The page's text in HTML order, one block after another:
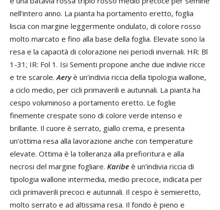
nell’intero anno. La pianta ha portamento eretto, foglia
liscia con margine leggermente ondulato, di colore rosso
molto marcato e fino alla base della foglia. Elevate sono la
resa e la capacità di colorazione nei periodi invernali. HR: Bl
1-31; IR: Fol 1. Isi Sementi propone anche due indivie ricce
e tre scarole. Aeryè un’indivia riccia della tipologia wallone,
a ciclo medio, per cicli primaverili e autunnali. La pianta ha
cespo voluminoso a portamento eretto. Le foglie
finemente crespate sono di colore verde intenso e
brillante. Il cuore è serrato, giallo crema, e presenta
un’ottima resa alla lavorazione anche con temperature
elevate. Ottima è la tolleranza alla prefioritura e alla
necrosi del margine fogliare. Karibe è un’indivia riccia di
tipologia wallone intermedia, medio precoce, indicata per
cicli primaverili precoci e autunnali. Il cespo è semieretto,
molto serrato e ad altissima resa. Il fondo è pieno e